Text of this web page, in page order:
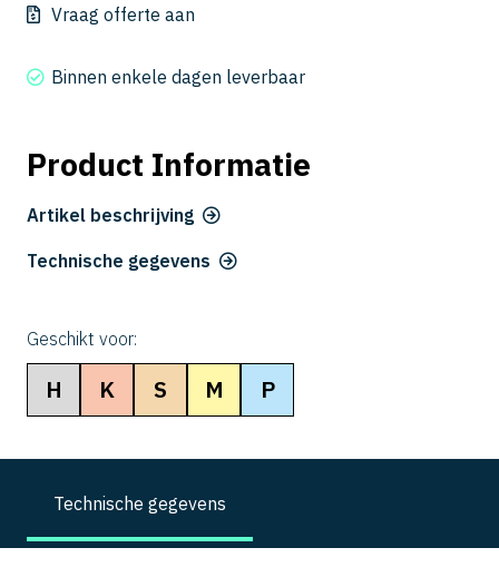
100-
aantal
Vraag offerte aan
Binnen enkele dagen leverbaar
Product Informatie
Artikel beschrijving
Technische gegevens
Geschikt voor:
H K S M P
Technische gegevens